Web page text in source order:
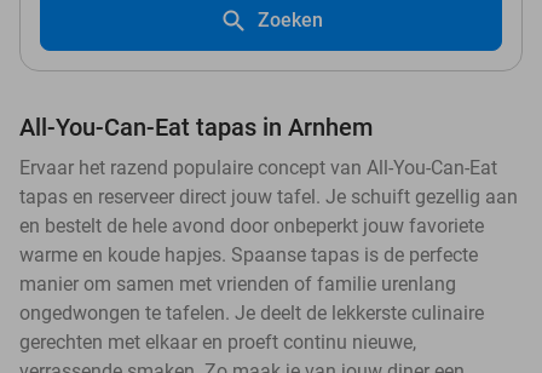
Zoeken
All-You-Can-Eat tapas in Arnhem
Ervaar het razend populaire concept van All-You-Can-Eat
tapas en reserveer direct jouw tafel. Je schuift gezellig aan
en bestelt de hele avond door onbeperkt jouw favoriete
warme en koude hapjes. Spaanse tapas is de perfecte
manier om samen met vrienden of familie urenlang
ongedwongen te tafelen. Je deelt de lekkerste culinaire
gerechten met elkaar en proeft continu nieuwe,